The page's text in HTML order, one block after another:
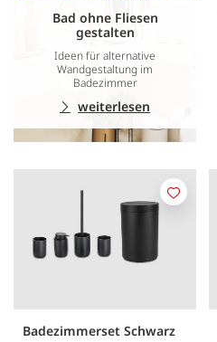
Bad ohne Fliesen
gestalten
Ideen für alternative
Wandgestaltung im
Badezimmer
weiterlesen
Badezimmerset Schwarz
Merken